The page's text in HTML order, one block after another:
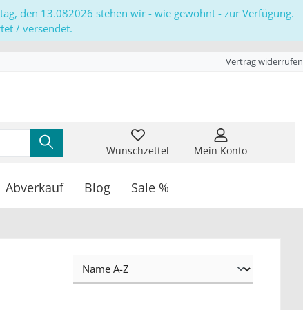
den 13.082026 stehen wir - wie gewohnt - zur Verfügung.
/ versendet.
Vertrag widerrufen
Wunschzettel Mein Konto
Abverkauf Blog Sale %